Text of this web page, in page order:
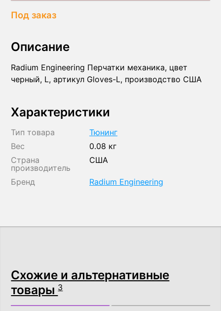
Под заказ
Описание
Radium Engineering Перчатки механика, цвет
черный, L, артикул Gloves-L, производство США
Характеристики
Тип товара
Тюнинг
Вес
0.08 кг
Страна
производитель
США
Бренд Radium Engineering
Схожие и альтернативные
товары3